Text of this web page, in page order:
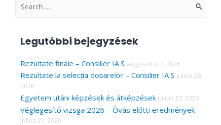
S
c
h
f
r
Legutóbbi bejegyzések
Rezultate finale – Consilier IA S augusztus 7, 2026
Rezultate la selecția dosarelor – Consilier IA S július 28,
2026
Egyetem utáni képzések és átképzések július 27, 2026
Véglegesítő vizsga 2026 – Óvás előtti eredmények
július 21, 2026